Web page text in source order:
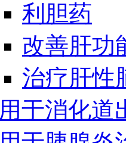
利胆药
改善肝功
治疗肝性
用于消化道